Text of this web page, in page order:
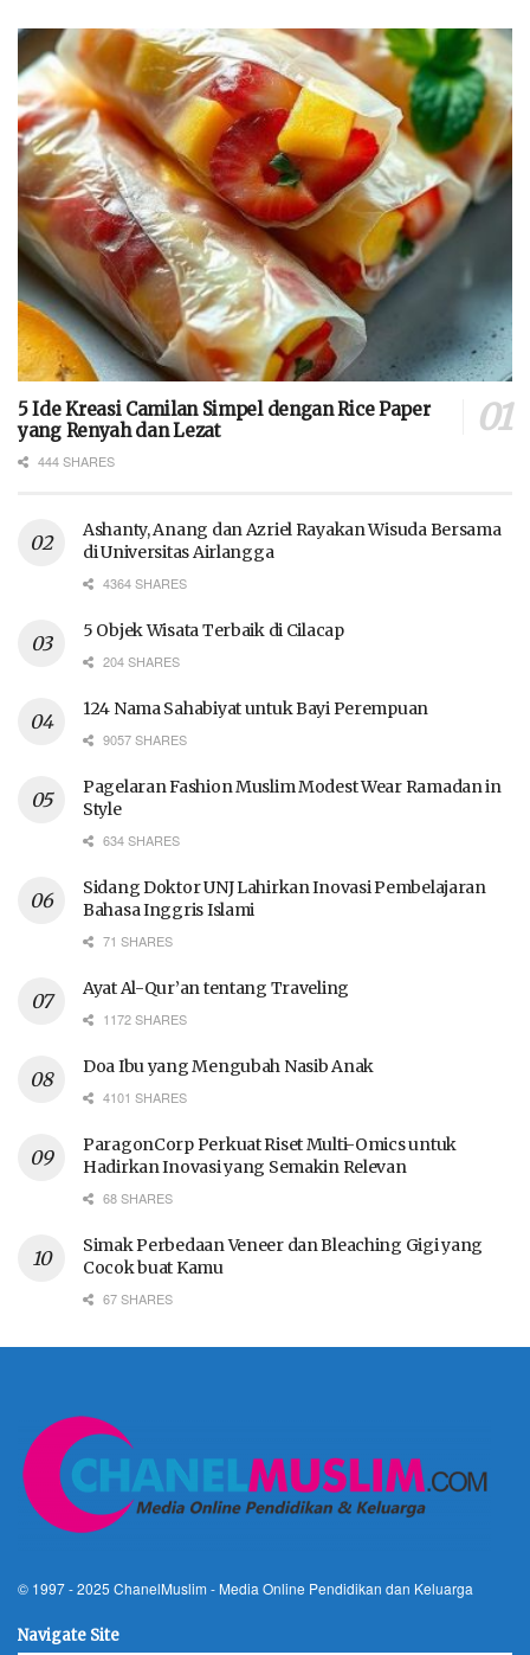
5 Ide Kreasi Camilan Simpel dengan Rice Paper
yang Renyah dan Lezat
444 SHARES
Ashanty, Anang dan Azriel Rayakan Wisuda Bersama
di Universitas Airlangga
4364 SHARES
5 Objek Wisata Terbaik di Cilacap
204 SHARES
124 Nama Sahabiyat untuk Bayi Perempuan
9057 SHARES
Pagelaran Fashion Muslim Modest Wear Ramadan in
Style
634 SHARES
Sidang Doktor UNJ Lahirkan Inovasi Pembelajaran
Bahasa Inggris Islami
71 SHARES
Ayat Al-Qur’an tentang Traveling
1172 SHARES
Doa Ibu yang Mengubah Nasib Anak
4101 SHARES
ParagonCorp Perkuat Riset Multi-Omics untuk
Hadirkan Inovasi yang Semakin Relevan
68 SHARES
Simak Perbedaan Veneer dan Bleaching Gigi yang
Cocok buat Kamu
67 SHARES
© 1997 - 2025 ChanelMuslim - Media Online Pendidikan dan Keluarga
Navigate Site